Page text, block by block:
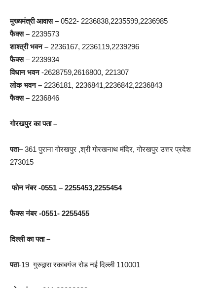
मुख्यमंत्री आवास – 0522- 2236838,2235599,2236985
फैक्स – 2239573
शाश्त्री भवन – 2236167, 2236119,2239296
फैक्स– 2239934
विधान भवन-2628759,2616800, 221307
लोक भवन – 2236181, 2236841,2236842,2236843
फैक्स – 2236846
गोरखपुर का पता –
पता– 361 पुराना गोरखपुर ,श्री गोरखनाथ मंदिर, गोरखपुर उत्तर प्रदेश
273015
फोन नंबर -0551 – 2255453,2255454
फैक्स नंबर -0551- 2255455
दिल्ली का पता –
पता-19 गुरुद्वारा रकाबगंज रोड नई दिल्ली 110001